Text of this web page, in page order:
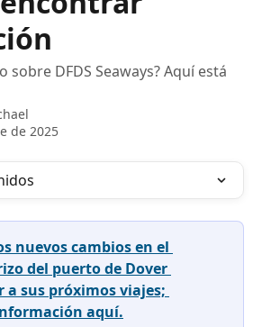
sobre DFDS Seaways? Aquí está
de 2025
nuevos cambios en el
del puerto de Dover
a sus próximos viajes;
aquí.